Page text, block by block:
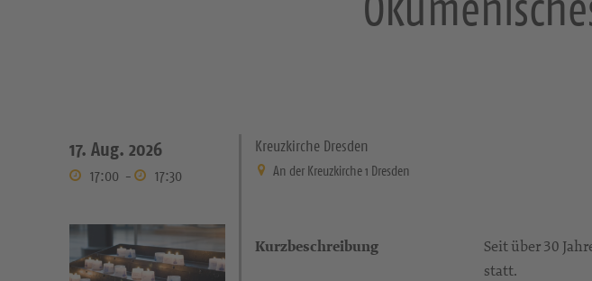
17. Aug. 2026
17:00 - 17:30
Kreuzkirche Dresden
An der Kreuzkirche 1 Dresden
Kurzbeschreibung
Seit über 30
statt.